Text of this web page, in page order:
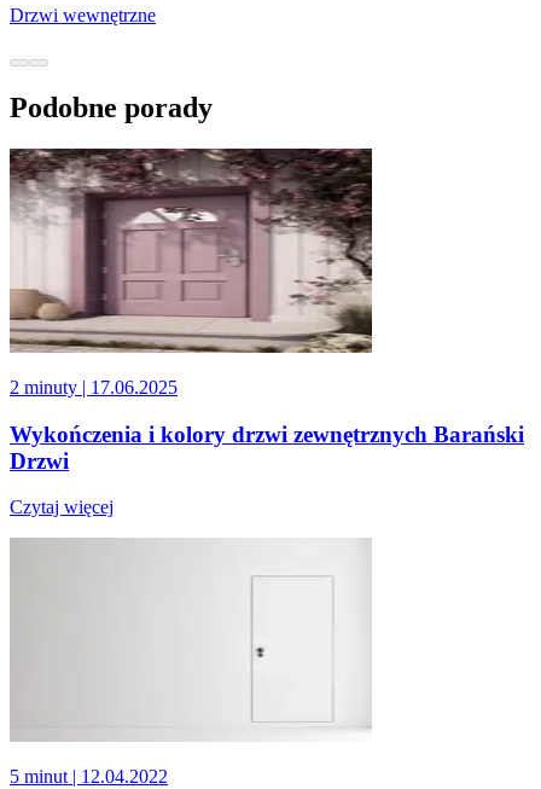
Drzwi wewnętrzne
Podobne porady
2 minuty | 17.06.2025
Wykończenia i kolory drzwi zewnętrznych Barański
Drzwi
Czytaj więcej
5 minut | 12.04.2022